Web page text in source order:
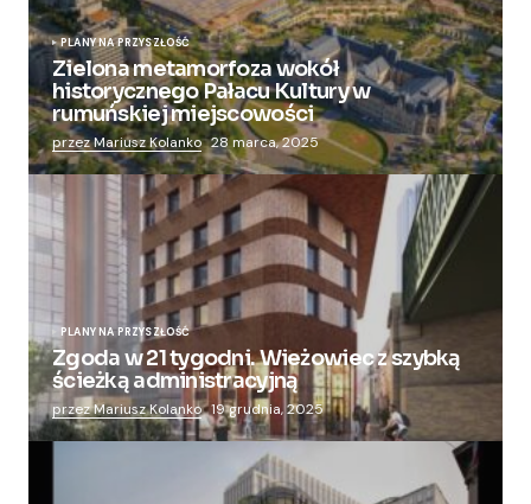
PLANY NA PRZYSZŁOŚĆ
Zielona metamorfoza wokół
historycznego Pałacu Kultury w
rumuńskiej miejscowości
przez Mariusz Kolanko 28 marca, 2025
PLANY NA PRZYSZŁOŚĆ
Zgoda w 21 tygodni. Wieżowiec z szybką
ścieżką administracyjną
przez Mariusz Kolanko 19 grudnia, 2025